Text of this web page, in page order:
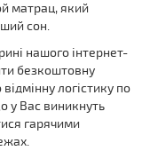
матрац, який
сон.
нашого інтернет-
безкоштовну
логістику по
у Вас виникнуть
гарячими